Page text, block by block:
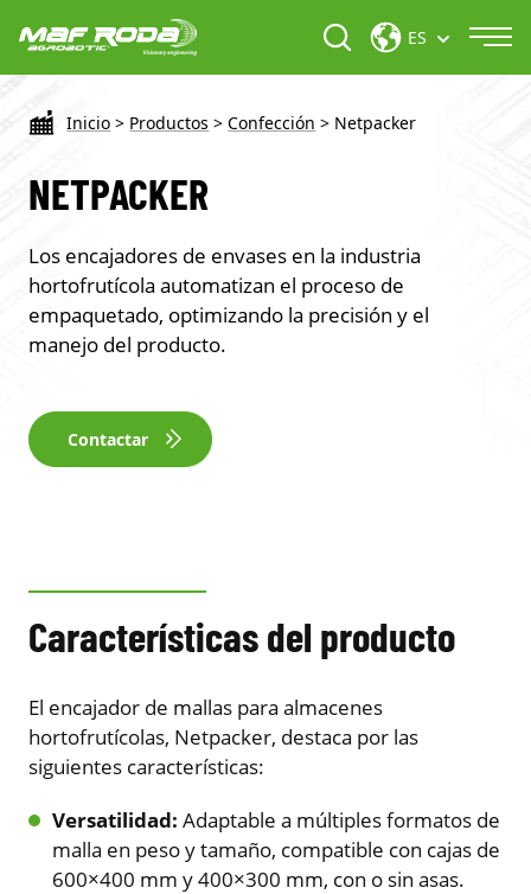
ES
Inicio > Productos > Confección > Netpacker
NETPACKER
Los encajadores de envases en la industria
hortofrutícola automatizan el proceso de
empaquetado, optimizando la precisión y el
manejo del producto.
Contactar
Características del producto
El encajador de mallas para almacenes
hortofrutícolas, Netpacker, destaca por las
siguientes características:
Versatilidad: Adaptable a múltiples formatos de
malla en peso y tamaño, compatible con cajas de
600×400 mm y 400×300 mm, con o sin asas.